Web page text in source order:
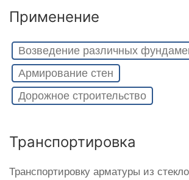
Применение
Возведение различных
Армирование стен
Дорожное строительство
Транспортировка
Транспортировку арматуры из